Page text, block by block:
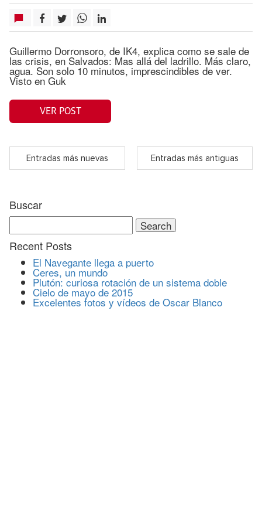
Guillermo Dorronsoro, de IK4, explica como se sale de
las crisis, en Salvados: Mas allá del ladrillo. Más claro,
agua. Son solo 10 minutos, imprescindibles de ver.
Visto en Guk
VER POST
Entradas más nuevas Entradas más antiguas
Buscar
Search
for:
Recent Posts
El Navegante llega a puerto
Ceres, un mundo
Plutón: curiosa rotación de un sistema doble
Cielo de mayo de 2015
Excelentes fotos y vídeos de Oscar Blanco